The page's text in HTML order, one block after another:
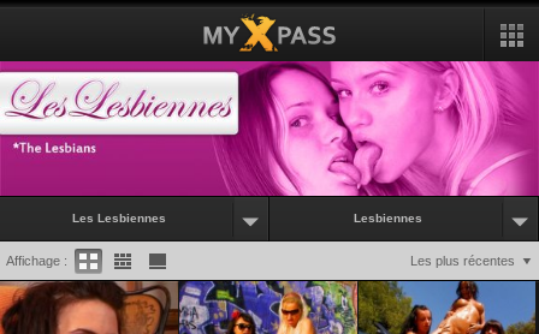
Les Lesbiennes Lesbiennes
Les plus récentes
Affichage :